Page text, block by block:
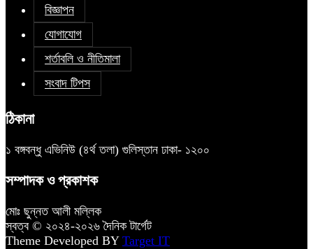
বিজ্ঞাপন
যোগাযোগ
শর্তাবলি ও নীতিমালা
সংবাদ টিপস
ঠিকানা
১ বঙ্গবন্ধু এভিনিউ (৪র্থ তলা) গুলিস্তান ঢাকা- ১২০০
সম্পাদক ও প্রকাশক
মোঃ ছুন্নত আলী মল্লিক
স্বত্ব © ২০২৪-২০২৬ দৈনিক টার্গেট
Theme Developed BY Target IT